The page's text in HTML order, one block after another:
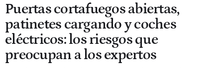
Puertas cortafuegos abiertas,
patinetes cargando y coches
eléctricos: los riesgos que
preocupan a los expertos